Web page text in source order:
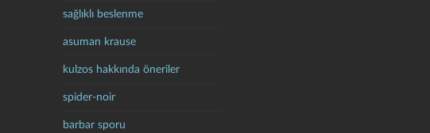
sağlıklı beslenme
asuman krause
kulzos hakkında öneriler
spider-noir
barbar sporu